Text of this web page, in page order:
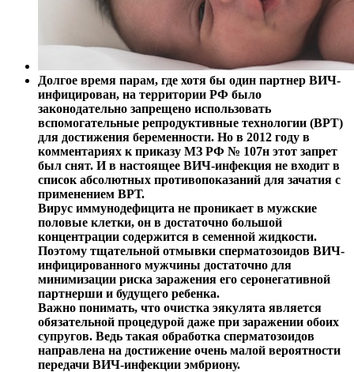
Долгое время парам, где хотя бы один партнер ВИЧ-
инфицирован, на территории РФ было
законодательно запрещено использовать
вспомогательные репродуктивные технологии (ВРТ)
для достижения беременности. Но в 2012 году в
комментариях к приказу МЗ РФ № 107н этот запрет
был снят. И в настоящее ВИЧ-инфекция не входит в
список абсолютных противопоказаний для зачатия с
применением ВРТ.
Вирус иммунодефицита не проникает в мужские
половые клетки, он в достаточно большой
концентрации содержится в семенной жидкости.
Поэтому тщательной отмывки сперматозоидов ВИЧ-
инфицированного мужчины достаточно для
минимизации риска заражения его серонегативной
партнерши и будущего ребенка.
Важно понимать, что очистка эякулята является
обязательной процедурой даже при заражении обоих
супругов. Ведь такая обработка сперматозоидов
направлена на достижение очень малой вероятности
передачи ВИЧ-инфекции эмбриону.